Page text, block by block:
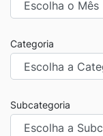
Categoria
Subcategoria